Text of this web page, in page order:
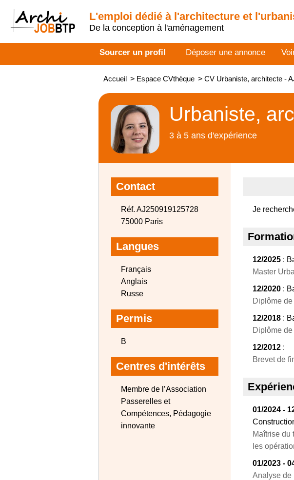
L'emploi dédié à l'architecture et
De la conception à l'aménagement
Sourcer un profil Déposer une annonce
Accueil > Espace CVthèque > CV Urbaniste, architecte -
Urbaniste,
3 à 5 ans d'expérience
Contact
Réf. AJ250919125728
75000 Paris
Langues
Français
Anglais
Russe
Permis
B
Centres d'intérêts
Membre de l’Association
Passerelles et
Compétences, Pédagogie
innovante
Je
12/2025 :
Master
12/2020 :
Diplôme
12/2018 :
Diplôme
12/2012 :
Brevet de
01/2024 -
Maîtrise du
les
01/2023 -
Analyse de